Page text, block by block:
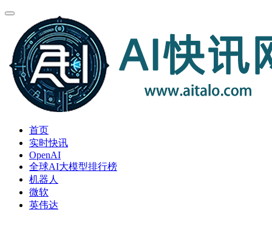
首页
实时快讯
OpenAI
全球AI大模型排行榜
机器人
微软
英伟达